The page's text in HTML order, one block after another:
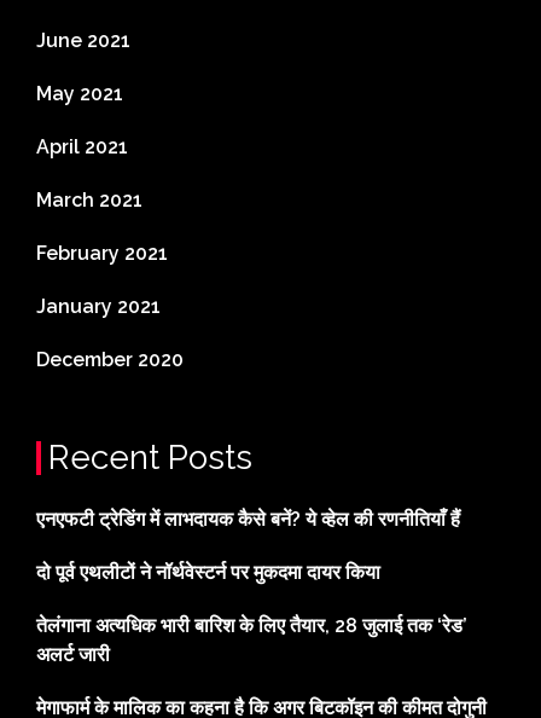
June 2021
May 2021
April 2021
March 2021
February 2021
January 2021
December 2020
Recent Posts
एनएफटी ट्रेडिंग में लाभदायक कैसे बनें? ये व्हेल की रणनीतियाँ हैं
दो पूर्व एथलीटों ने नॉर्थवेस्टर्न पर मुकदमा दायर किया
तेलंगाना अत्यधिक भारी बारिश के लिए तैयार, 28 जुलाई तक ‘रेड’
अलर्ट जारी
मेगाफार्म के मालिक का कहना है कि अगर बिटकॉइन की कीमत दोगुनी